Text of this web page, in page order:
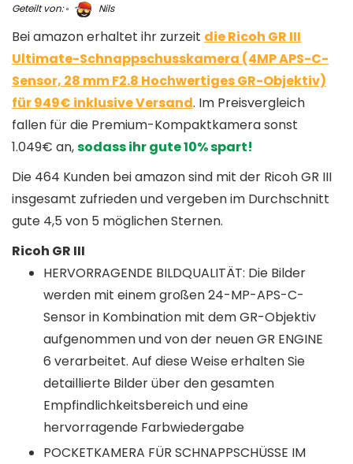
Geteilt von: Nils
Bei amazon erhaltet ihr zurzeit die Ricoh GR III
Ultimate-Schnappschusskamera (4MP APS-C-
Sensor, 28 mm F2.8 Hochwertiges GR-Objektiv)
für 949€ inklusive Versand. Im Preisvergleich
fallen für die Premium-Kompaktkamera sonst
1.049€ an,sodass ihr gute 10% spart!
Die 464 Kunden bei amazon sind mit der Ricoh GR III
insgesamt zufrieden und vergeben im Durchschnitt
gute 4,5 von 5 möglichen Sternen.
Ricoh GR III
HERVORRAGENDE BILDQUALITÄT: Die Bilder
werden mit einem großen 24-MP-APS-C-
Sensor in Kombination mit dem GR-Objektiv
aufgenommen und von der neuen GR ENGINE
6 verarbeitet. Auf diese Weise erhalten Sie
detaillierte Bilder über den gesamten
Empfindlichkeitsbereich und eine
hervorragende Farbwiedergabe
POCKETKAMERA FÜR SCHNAPPSCHÜSSE IM